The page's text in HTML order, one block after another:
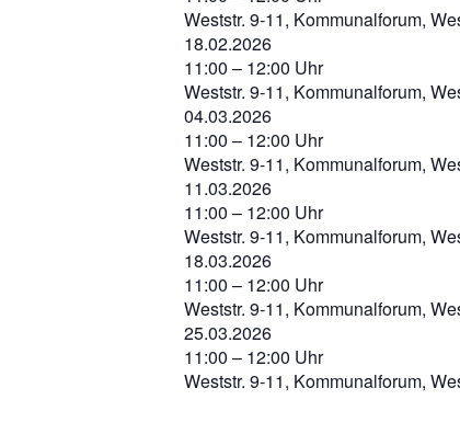
Weststr. 9-11, Kommunalforum,
18.02.2026
11:00 – 12:00 Uhr
Weststr. 9-11, Kommunalforum,
04.03.2026
11:00 – 12:00 Uhr
Weststr. 9-11, Kommunalforum,
11.03.2026
11:00 – 12:00 Uhr
Weststr. 9-11, Kommunalforum,
18.03.2026
11:00 – 12:00 Uhr
Weststr. 9-11, Kommunalforum,
25.03.2026
11:00 – 12:00 Uhr
Weststr. 9-11, Kommunalforum,